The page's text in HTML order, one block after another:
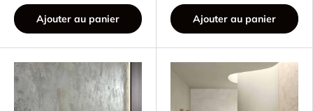
Ajouter au panier Ajouter au panier